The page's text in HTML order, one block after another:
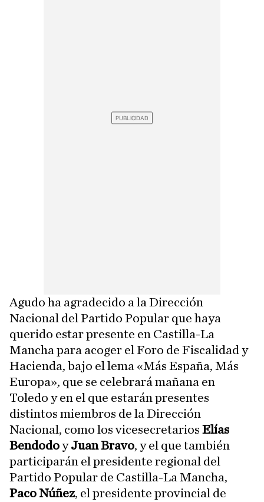
Agudo ha agradecido a la Dirección
Nacional del Partido Popular que haya
querido estar presente en Castilla-La
Mancha para acoger el Foro de Fiscalidad y
Hacienda, bajo el lema «Más España, Más
Europa», que se celebrará mañana en
Toledo y en el que estarán presentes
distintos miembros de la Dirección
Nacional, como los vicesecretarios Elías
BendodoyJuan Bravo, y el que también
participarán el presidente regional del
Partido Popular de Castilla-La Mancha,
Paco Núñez, el presidente provincial de